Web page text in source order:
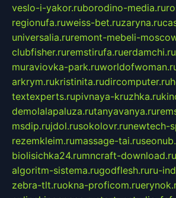
veslo-i-yakor.ruborodino-media.ru
regionufa.ruweiss-bet.ruzaryna.ru
universalia.ruremont-mebeli-
clubfisher.ruremstirufa.ruerdamchi.ru
muraviovka-park.ru
arkrym.rukristinita.rudircomputer.ru
textexperts.rupivnaya-kruzhka.ru
demolalapaluza.rutanyavanya.ru
msdip.rujdol.rusokolovr.runewtech-
rezemkleim.rumassage-tai.ru
biolisichka24.rumncraft-download.ru
algoritm-sistema.rugodflesh.ruru-
zebra-tlt.ruokna-proficom.ru